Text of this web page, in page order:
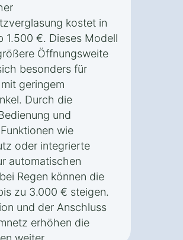
kostet in
1.500 €. Dieses Modell
Öffnungsweite
besonders für
geringem
Durch die
und
wie
oder integrierte
automatischen
Regen können die
zu 3.000 € steigen.
und der Anschluss
erhöhen die